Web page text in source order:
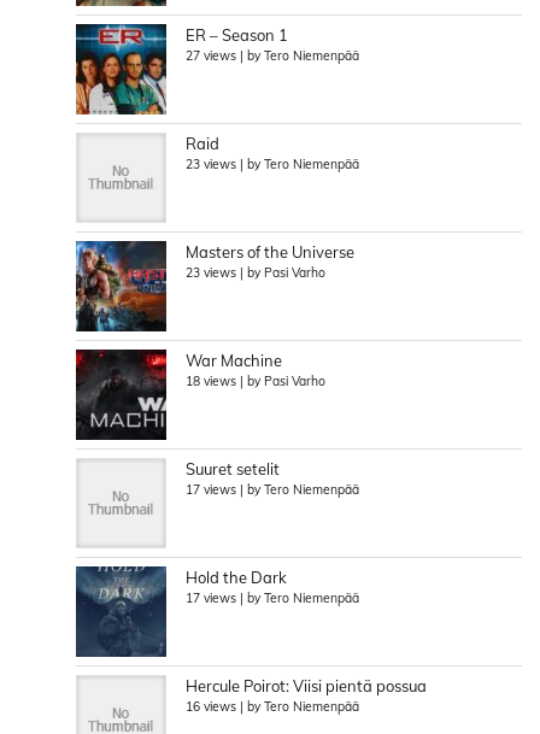
ER – Season 1
27 views | byTero Niemenpää
Raid
23 views | byTero Niemenpää
Masters of the Universe
23 views | by Pasi Varho
War Machine
18 views | by Pasi Varho
Suuret setelit
17 views | byTero Niemenpää
Hold the Dark
17 views | byTero Niemenpää
Hercule Poirot: Viisi pientä possua
16 views | byTero Niemenpää